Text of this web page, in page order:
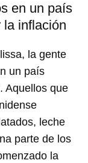
en un país
la inflación
la gente
un país
Aquellos que
leche
parte de los
la